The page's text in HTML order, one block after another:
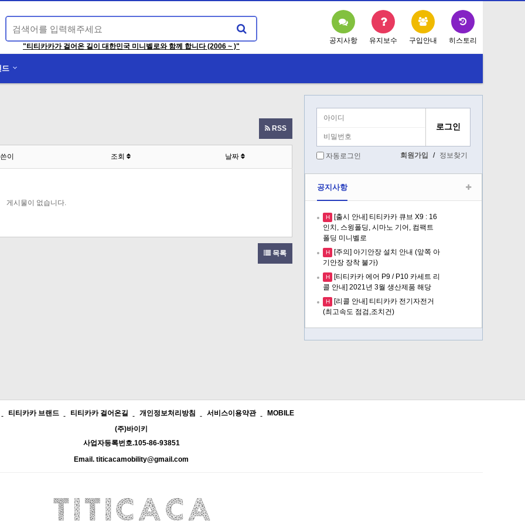
"티티카카가 걸어온 길이 대한민국 미니벨로와 함께 합니다 (2006 ~ )"
공지사항 유지보수 구입안내 히스토리
드
RSS
이 조회 날짜
게시물이 없습니다.
목록
자동로그인 회원가입 / 정보찾기
공지사항
H
[출시 안내] 티티카카 큐브 X9 : 16
인치, 스윙폴딩, 시마노 기어, 컴팩트
폴딩 미니벨로
H
[주의] 아기안장 설치 안내 (앞쪽 아
기안장 장착 불가)
H
[티티카카 에어 P9 / P10 카세트 리
콜 안내] 2021년 3월 생산제품 해당
H
[리콜 안내] 티티카카 전기자전거
(최고속도 점검,조치건)
티티카카 브랜드 티티카카 걸어온길 개인정보처리방침 서비스이용약관
MOBILE
(주)바이키
사업자등록번호.105-86-93851
Email. titicacamobility@gmail.com